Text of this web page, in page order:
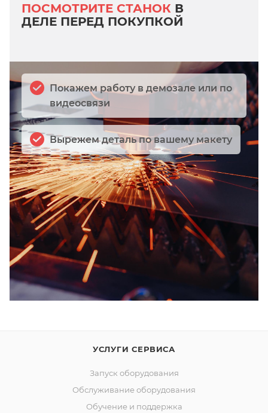
Покажем работу в демозале или по
видеосвязи
Вырежем деталь по вашему макету
ПОСМОТРИТЕ СТАНОК В
ДЕЛЕ ПЕРЕД ПОКУПКОЙ
УСЛУГИ СЕРВИСА
Запуск оборудования
Обслуживание оборудования
Обучение и поддержка